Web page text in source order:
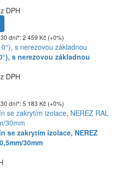
DPH
dní*: 2 459 Kč (+0%)
s nerezovou základnou
DPH
dní*: 5 183 Kč (+0%)
se zakrytím izolace, NEREZ
30mm